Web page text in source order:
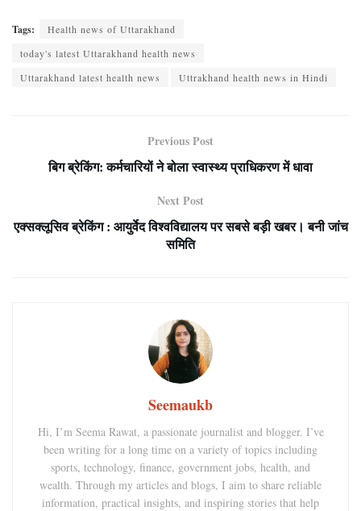
Tags:
Health news of Uttarakhand
today's latest Uttarakhand health news
Uttarakhand latest health news
Uttrakhand health news in Hindi
Previous Post
बिग ब्रेकिंग: कर्मचारियों ने बोला स्वास्थ्य प्राधिकरण में धावा
Next Post
एक्सक्लूसिव ब्रेकिंग : आयुर्वेद विश्वविद्यालय पर सबसे बड़ी खबर। बनी जांच
समिति
Seemaukb
Hi, I’m Seema Rawat, a passionate journalist and blogger. I’ve
been writing for a long time on a variety of topics including
sports, technology, finance, government jobs, health, and
wealth. Through my articles and blogs, I aim to share reliable
information, practical insights, and inspiring stories that help